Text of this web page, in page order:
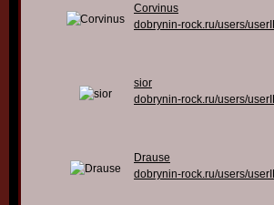
Corvinus
dobrynin-rock.ru/users/
sior
dobrynin-rock.ru/users/
Drause
dobrynin-rock.ru/users/